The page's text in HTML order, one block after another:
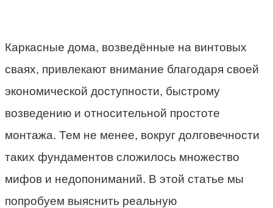
Каркасные дома, возведённые на винтовых
сваях, привлекают внимание благодаря своей
экономической доступности, быстрому
возведению и относительной простоте
монтажа. Тем не менее, вокруг долговечности
таких фундаментов сложилось множество
мифов и недопониманий. В этой статье мы
попробуем выяснить реальную